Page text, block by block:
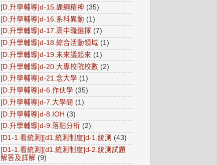
[D.升學輔導]d-15.課綱精神 (35)
[D.升學輔導]d-16.系科異動 (1)
[D.升學輔導]d-17.高中職選擇 (7)
[D.升學輔導]d-18.綜合活動領域 (1)
[D.升學輔導]d-19.未來議起來 (1)
[D.升學輔導]d-20.大專校院校數 (2)
[D.升學輔導]d-21.念大學 (1)
[D.升學輔導]d-6.作伙學 (35)
[D.升學輔導]d-7.大學問 (1)
[D.升學輔導]d-8.IOH (3)
[D.升學輔導]d-9.落點分析 (2)
[D1-1.看統測][d1.統測制度]d-1.統測 (43)
[D1-1.看統測][d1.統測制度]d-2.統測試題
解答及詳解 (9)